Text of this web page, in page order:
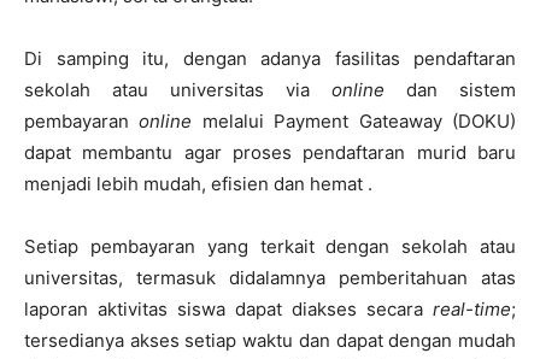
Di samping itu, dengan adanya fasilitas pendaftaran
sekolah atau universitas via online dan sistem
pembayaranonline melalui Payment Gateaway (DOKU)
dapat membantu agar proses pendaftaran murid baru
menjadi lebih mudah, efisien dan hemat .
Setiap pembayaran yang terkait dengan sekolah atau
universitas, termasuk didalamnya pemberitahuan atas
laporan aktivitas siswa dapat diakses secara real-time;
tersedianya akses setiap waktu dan dapat dengan mudah